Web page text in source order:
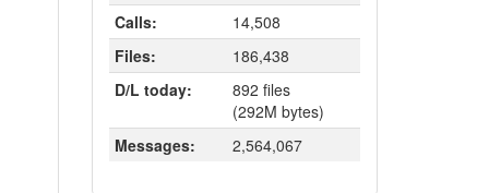
Calls:
14,508
Files:
186,438
D/L today:
892 files
(292M bytes)
Messages:
2,564,067